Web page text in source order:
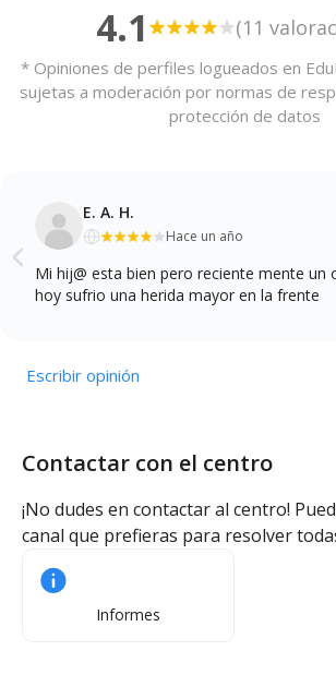
4.1 (11
* Opiniones de perfiles logueados en
sujetas a moderación por normas de
protección de datos
E. A. H.
Hace un año
Mi hij@ esta bien pero reciente mente un
hoy sufrio una herida mayor en la frente
Escribir opinión
Contactar con el centro
¡No dudes en contactar al centro!
canal que prefieras para resolver
Informes